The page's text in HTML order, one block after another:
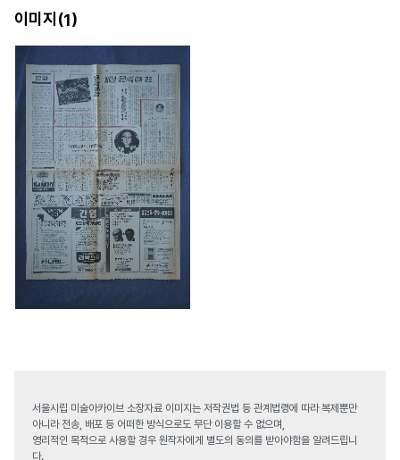
이미지(1)
서울시립 미술아카이브 소장자료 이미지는 저작권법 등 관계법령에 따라 복제뿐만
아니라 전송, 배포 등 어떠한 방식으로도 무단 이용할 수 없으며,
영리적인 목적으로 사용할 경우 원작자에게 별도의 동의를 받아야함을 알려드립니
다.